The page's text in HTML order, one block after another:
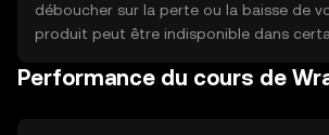
déboucher sur la perte ou la baisse de
produit peut être indisponible dans
Performance du cours de